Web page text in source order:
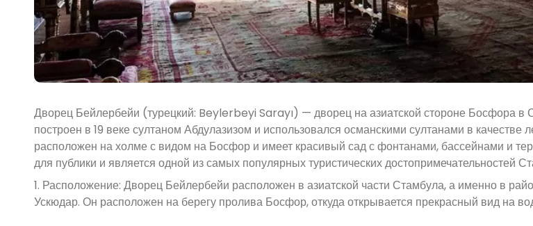
Дворец Бейлербейи (турецкий: Beylerbeyi Sarayı) — дворец на азиатской стороне Босфора в
построен в 19 веке султаном Абдулазизом и использовался османскими султанами в качестве
расположен на холме с видом на Босфор и имеет красивый сад с фонтанами, бассейнами и
для публики и является одной из самых популярных туристических достопримечательностей
1. Расположение: Дворец Бейлербейи расположен в азиатской части Стамбула, а именно в
Ускюдар. Он расположен на берегу пролива Босфор, откуда открывается прекрасный вид на